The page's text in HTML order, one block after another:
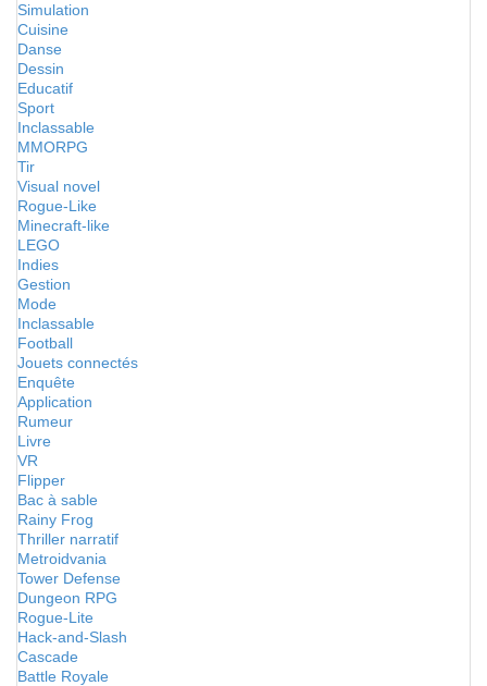
Simulation
Cuisine
Danse
Dessin
Educatif
Sport
Inclassable
MMORPG
Tir
Visual novel
Rogue-Like
Minecraft-like
LEGO
Indies
Gestion
Mode
Inclassable
Football
Jouets connectés
Enquête
Application
Rumeur
Livre
VR
Flipper
Bac à sable
Rainy Frog
Thriller narratif
Metroidvania
Tower Defense
Dungeon RPG
Rogue-Lite
Hack-and-Slash
Cascade
Battle Royale